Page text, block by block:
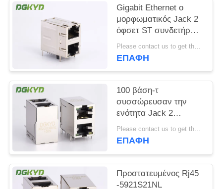
ΠΟΛΙΤΙΚΉ
ΜΥΣΤΙΚΌΤΗΤΑΣ
Gigabit Ethernet ο
μορφωματικός Jack 2
όφσετ ST συνδετήρων
2x1 λιμένων RJ45/Jk
με Leds
Please contact us to get the latest price. MOQ:1 κομμάτι
ΕΠΑΦΉ
100 βάση-τ
συσσώρευσαν την
ενότητα Jack 2
λιμένων RJ45 με
Magnetics η εμβύθιση
Please contact us to get the latest price. MOQ:1 κομμάτι
ΕΠΑΦΉ
Προστατευμένος Rj45
-5921S21NL